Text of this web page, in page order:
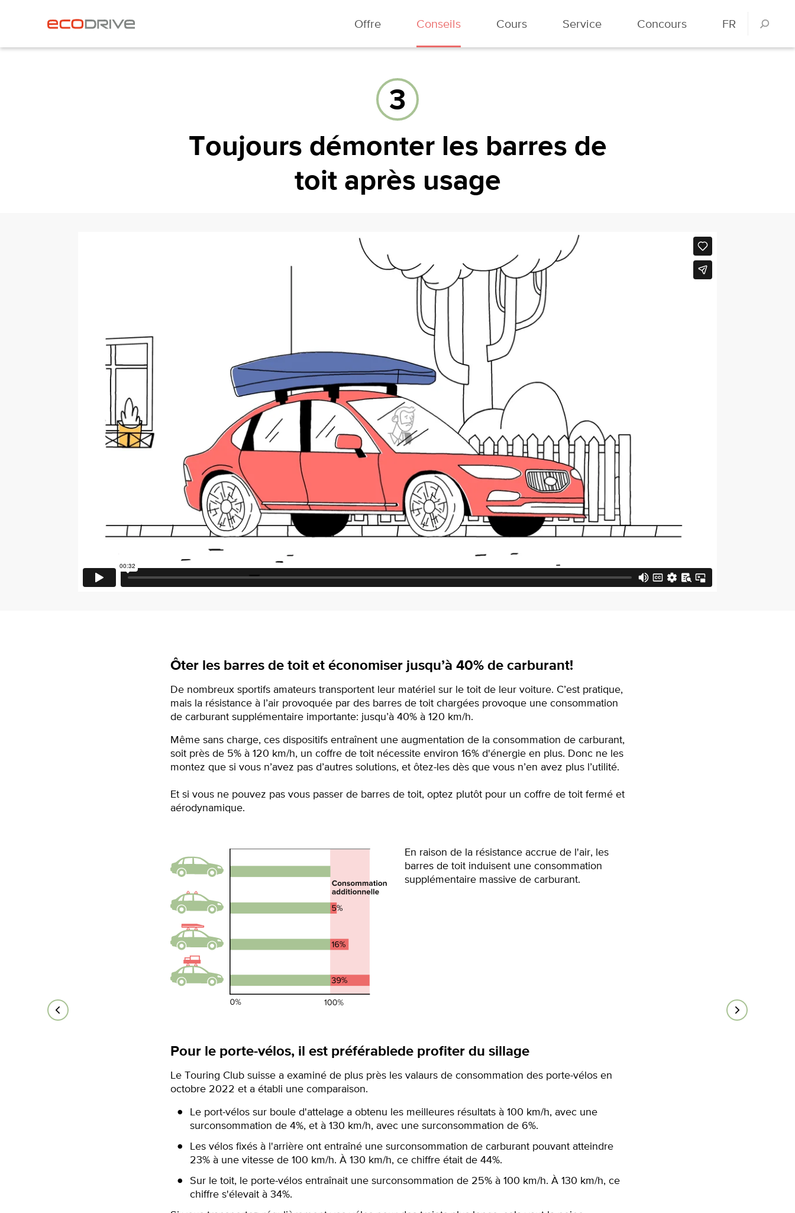
Offre Conseils Cours Service Concours FR
3
Toujours démonter les barres de
toit après usage
Ôter les barres de toit et économiser jusqu’à 40% de carburant!
De nombreux sportifs amateurs transportent leur matériel sur le toit de leur voiture. C’est pratique,
mais la résistance à l’air provoquée par des barres de toit chargées provoque une consommation
de carburant supplémentaire importante: jusqu’à 40% à 120 km/h.
Même sans charge, ces dispositifs entraînent une augmentation de la consommation de carburant,
soit près de 5% à 120 km/h, un coffre de toit nécessite environ 16% d'énergie en plus. Donc ne les
montez que si vous n’avez pas d’autres solutions, et ôtez-les dès que vous n’en avez plus l’utilité.
Et si vous ne pouvez pas vous passer de barres de toit, optez plutôt pour un coffre de toit fermé et
aérodynamique.
En raison de la résistance accrue de l'air, les
barres de toit induisent une consommation
supplémentaire massive de carburant.
Pour le porte-vélos, il est préférablede profiter du sillage
Le Touring Club suisse a examiné de plus près les valaurs de consommation des porte-vélos en
octobre 2022 et a établi une comparaison.
Le port-vélos sur boule d'attelage a obtenu les meilleures résultats à 100 km/h, avec une
surconsommation de 4%, et à 130 km/h, avec une surconsommation de 6%.
Les vélos fixés à l'arrière ont entraîné une surconsommation de carburant pouvant atteindre
23% à une vitesse de 100 km/h. À 130 km/h, ce chiffre était de 44%.
Sur le toit, le porte-vélos entraînait une surconsommation de 25% à 100 km/h. À 130 km/h, ce
chiffre s'élevait à 34%.